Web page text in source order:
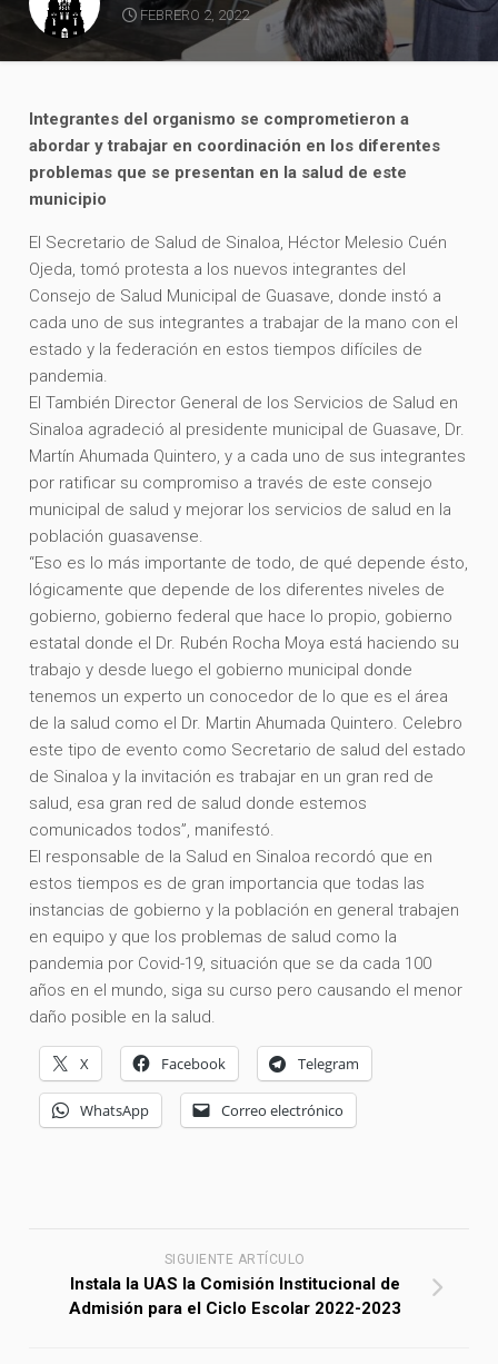
FEBRERO 2, 2022
Integrantes del organismo se comprometieron a
abordar y trabajar en coordinación en los diferentes
problemas que se presentan en la salud de este
municipio
El Secretario de Salud de Sinaloa, Héctor Melesio Cuén
Ojeda, tomó protesta a los nuevos integrantes del
Consejo de Salud Municipal de Guasave, donde instó a
cada uno de sus integrantes a trabajar de la mano con el
estado y la federación en estos tiempos difíciles de
pandemia.
El También Director General de los Servicios de Salud en
Sinaloa agradeció al presidente municipal de Guasave, Dr.
Martín Ahumada Quintero, y a cada uno de sus integrantes
por ratificar su compromiso a través de este consejo
municipal de salud y mejorar los servicios de salud en la
población guasavense.
“Eso es lo más importante de todo, de qué depende ésto,
lógicamente que depende de los diferentes niveles de
gobierno, gobierno federal que hace lo propio, gobierno
estatal donde el Dr. Rubén Rocha Moya está haciendo su
trabajo y desde luego el gobierno municipal donde
tenemos un experto un conocedor de lo que es el área
de la salud como el Dr. Martin Ahumada Quintero. Celebro
este tipo de evento como Secretario de salud del estado
de Sinaloa y la invitación es trabajar en un gran red de
salud, esa gran red de salud donde estemos
comunicados todos”, manifestó.
El responsable de la Salud en Sinaloa recordó que en
estos tiempos es de gran importancia que todas las
instancias de gobierno y la población en general trabajen
en equipo y que los problemas de salud como la
pandemia por Covid-19, situación que se da cada 100
años en el mundo, siga su curso pero causando el menor
daño posible en la salud.
X Facebook Telegram
WhatsApp Correo electrónico
SIGUIENTE ARTÍCULO
Instala la UAS la Comisión Institucional de
Admisión para el Ciclo Escolar 2022-2023